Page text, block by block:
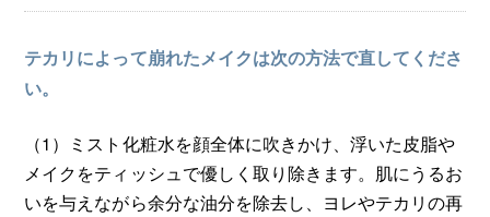
テカリによって崩れたメイクは次の方法で直してくださ
い。
（1）ミスト化粧水を顔全体に吹きかけ、浮いた皮脂や
メイクをティッシュで優しく取り除きます。肌にうるお
いを与えながら余分な油分を除去し、ヨレやテカリの再